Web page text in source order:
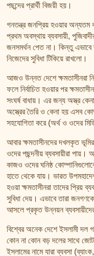
পছন্দের প্রার্থী বিজয়ী হয়।
গনতন্ত্র জনপ্রিয় হওয়ার অন্যতম
প্রথম অবস্থায় ব্যবসায়ী,
জনসমর্থন পেত না। কিন্তু এভাবে
নিজেদের সুবিধা টিকিয়ে রাখলো।
আজও উন্নত দেশে ক্ষমতাসীনরা
ফলে নির্বাচিত হওয়ার পর
সংঘর্ষ বাধায়। এর জন্য অস্ত্র
অস্ত্রের তৈরি ও কেনা হয় এসব
সহযোগিতা করে (অর্থ ও ওদের
আবার ক্ষমতাসীনদের দখলকৃত
ওদের পছন্দনীয় ব্যবসায়ীরা পায়।
কাজও ওদের ঘনিষ্ঠ
হাতে থেকে যায়। ভারত
হওয়া ক্ষমতাসীনরা তাদের প্রিয়
সুবিধা দেয়। এভাবে তারা
আসলে প্রকৃত উন্নয়ন
বিশ্বের অনেক দেশে ইসলামী দল
কোন না কোন বড় দলের সাথে জোট
ইসলামের নামে যারা ব্যবসা